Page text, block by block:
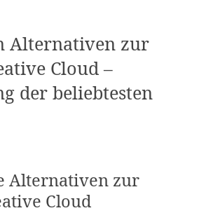
Alternativen zur
Cloud –
der beliebtesten
Alternativen zur
Cloud